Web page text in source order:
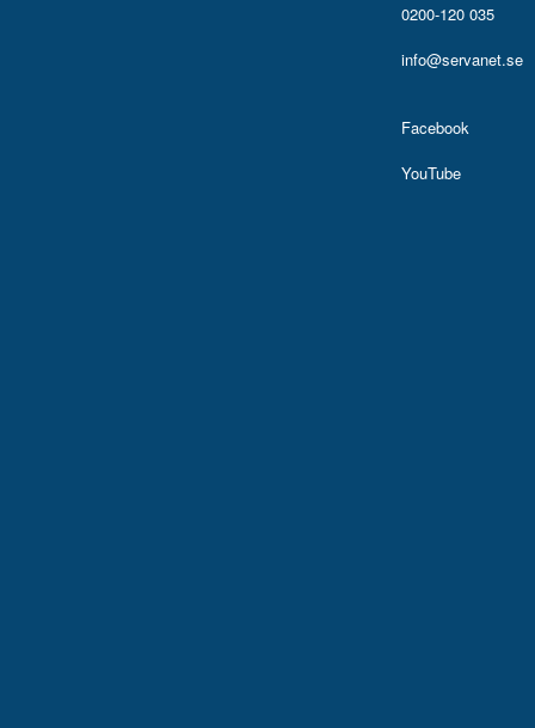
0200-120 035
info@servanet.se
Facebook
YouTube